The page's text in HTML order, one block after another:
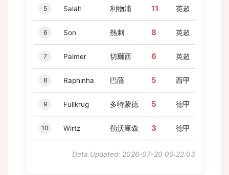
5 Salah 利物浦 11 英超
6 Son 熱刺 8 英超
7 Palmer 切爾西 6 英超
8 Raphinha 巴薩 5 西甲
9 Fullkrug 多特蒙德 5 德甲
10 Wirtz 勒沃庫森 3 德甲
Data Updated: 2026-07-20 00:22:03